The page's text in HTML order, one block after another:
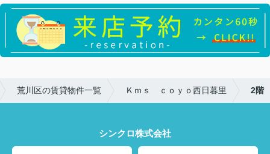
荒川区の賃貸物件一覧 Ｋｍｓ ｃｏｙｏ西日暮里 2階
シンクロ株式会社